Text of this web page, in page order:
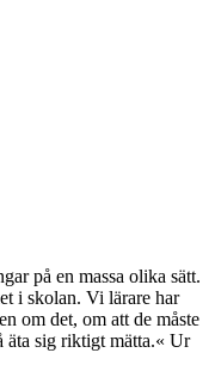
på en massa olika sätt.
i skolan. Vi lärare har
om det, om att de måste
äta sig riktigt mätta.« Ur